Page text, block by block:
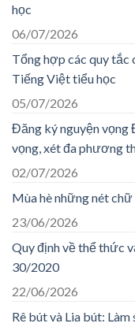
học
06/07/2026
Tổng hợp các quy
Tiếng Việt tiểu học
05/07/2026
Đăng ký nguyện vọng
vọng, xét đa phương
02/07/2026
Mùa hè những nét
23/06/2026
Quy định về thể thức
30/2020
22/06/2026
Rê bút và Lia bút: